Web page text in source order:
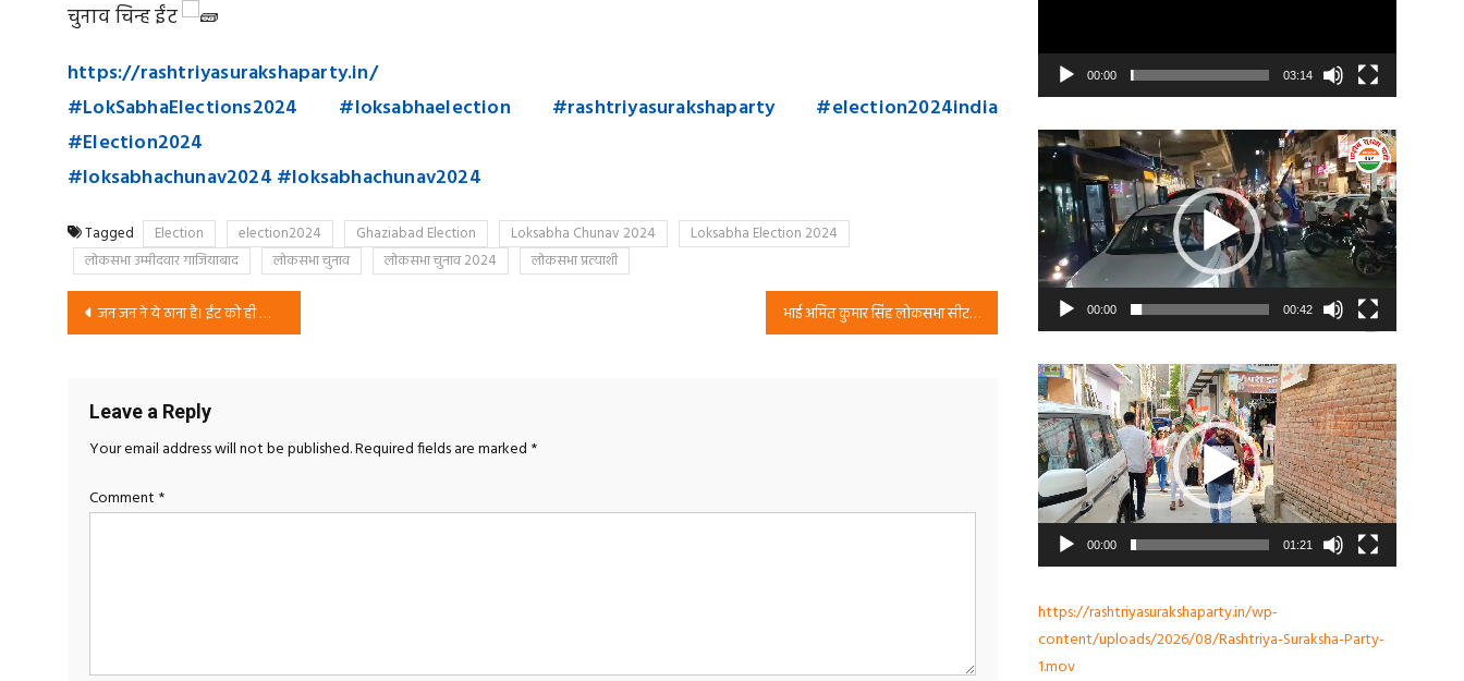
चुनाव चिन्ह ईंट
https://rashtriyasurakshaparty.in/
#LokSabhaElections2024
#loksabhaelection #rashtriyasurakshaparty
#election2024india
#Election2024
#loksabhachunav2024 #loksabhachunav2024
Tagged Election election2024 Ghaziabad Election Loksabha Chunav 2024
Loksabha Election 2024
लोकसभा उम्मीदवार गाजियाबाद
लोकसभा चुनाव लोकसभा चुनाव 2024 लोकसभा प्रत्याशी
Post
जन जन ने ये ठाना है। ईंट को ही लाना है। भाई अमित कुमार सिंह लोकसभा सीट उम्मीदवार, वेस्ट दिल्ली से
Leave a Reply
Your email address will not be published.Required fields are marked *
Comment *
00:00 03:14
Video
Player
00:00 00:42
Video
Player
00:00 01:21
https://rashtriyasurakshaparty.in/wp-
content/uploads/2026/08/Rashtriya-Suraksha-Party-
1.mov